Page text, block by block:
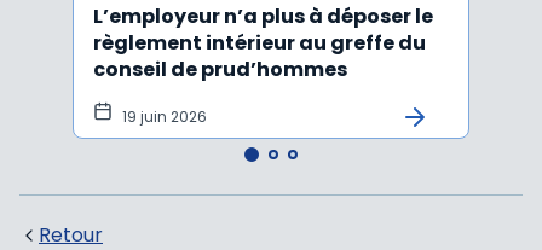
L’employeur n’a plus à déposer le
règlement intérieur au greffe du
conseil de prud’hommes
19 juin 2026
Retour